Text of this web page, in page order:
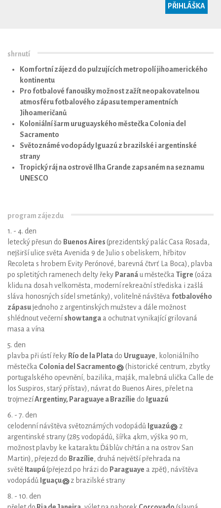
PŘIHLÁŠKA
shrnutí
Komfortní zájezd do pulzujících metropolí jihoamerického
kontinentu
Pro fotbalové fanoušky možnost zažít neopakovatelnou
atmosféru fotbalového zápasu temperamentních
Jihoameričanů
Koloniální šarm uruguayského městečka Colonia del
Sacramento
Světoznámé vodopády Iguazú z brazilské i argentinské
strany
Tropický ráj na ostrově Ilha Grande zapsaném na seznamu
UNESCO
program zájezdu
1. - 4. den
letecký přesun do Buenos Aires(prezidentský palác Casa Rosada,
nejširší ulice světa Avenida 9 de Julio s obeliskem, hřbitov
Recoleta s hrobem Evity Perónové, barevná čtvrť La Boca), plavba
po spletitých ramenech delty řeky Paranáu městečka Tigre (oáza
klidu na dosah velkoměsta, moderní rekreační střediska i zašlá
sláva honosných sídel smetánky), volitelně návštěva fotbalového
zápasujednoho z argentinských mužstev a dále možnost
shlédnout večerní show tanga a ochutnat vynikající grilovaná
masa a vína
5. den
plavba při ústí řeky Río de la Plata do Uruguaye, koloniálního
městečka Colonia del Sacramento
(historické centrum, zbytky
portugalského opevnění, bazilika, maják, malebná ulička Calle de
los Suspiros, starý přístav), návrat do Buenos Aires, přelet na
trojmezíArgentiny, Paraguaye a Brazílie do Iguazú
6. - 7. den
celodenní návštěva světoznámých vodopádů Iguazú
z
argentinské strany (285 vodopádů, šířka 4km, výška 90 m,
možnost plavby ke kataraktu Ďáblův chřtán a na ostrov San
Martin), přejezd do Brazílie, druhá největší přehrada na
světě Itaupú(přejezd po hrázi do Paraguaye a zpět), návštěva
vodopádů Iguaçu
z brazilské strany
8. - 10. den